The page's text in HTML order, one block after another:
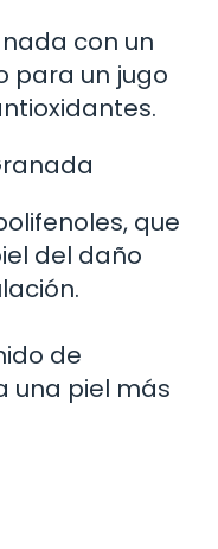
con un
para un jugo
que
del daño
de
una piel más